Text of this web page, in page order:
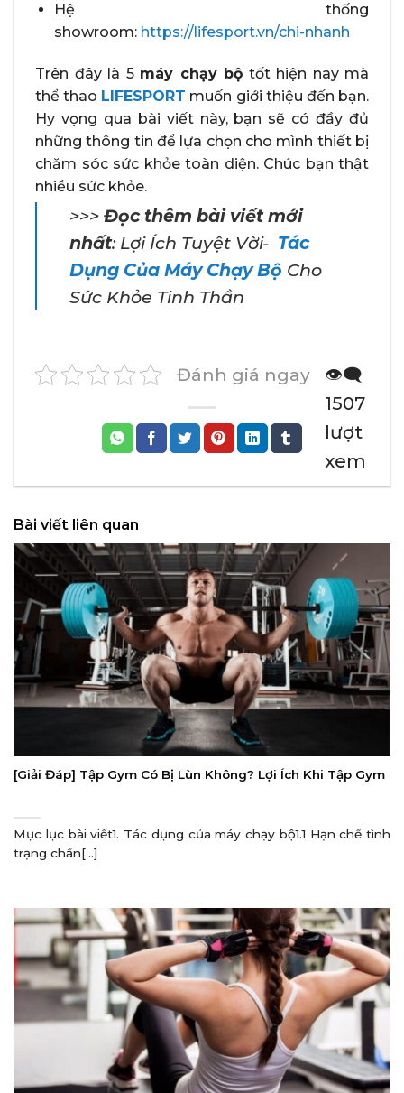
Hệ thống
showroom: https://lifesport.vn/chi-nhanh
Trên đây là 5 máy chạy bộ tốt hiện nay mà
thể thao LIFESPORT muốn giới thiệu đến bạn.
Hy vọng qua bài viết này, bạn sẽ có đầy đủ
những thông tin để lựa chọn cho mình thiết bị
chăm sóc sức khỏe toàn diện. Chúc bạn thật
nhiều sức khỏe.
>>> Đọc thêm bài viết mới
nhất: Lợi Ích Tuyệt Vời- Tác
Dụng Của Máy Chạy Bộ Cho
Sức Khỏe Tinh Thần
Đánh giá ngay
👁️‍🗨️
1507
lượt
xem
Bài viết liên quan
[Giải Đáp] Tập Gym Có Bị Lùn Không? Lợi Ích Khi Tập Gym
Mục lục bài viết1. Tác dụng của máy chạy bộ1.1 Hạn chế tình
trạng chấn[...]